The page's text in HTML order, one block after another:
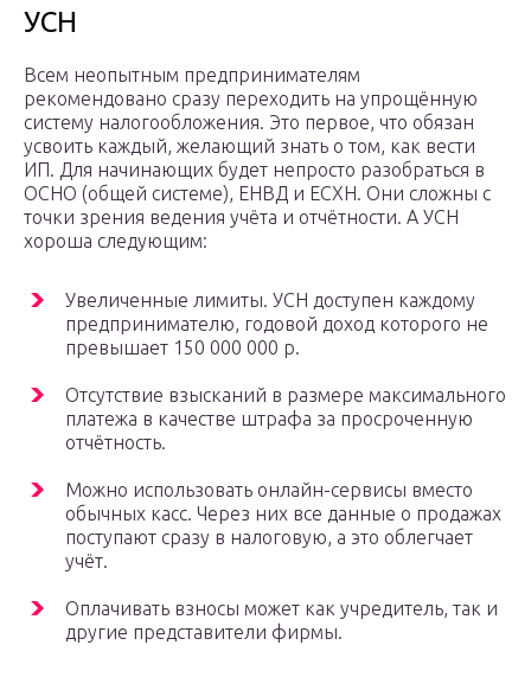
УСН
Всем неопытным предпринимателям
рекомендовано сразу переходить на упрощённую
систему налогообложения. Это первое, что обязан
усвоить каждый, желающий знать о том, как вести
ИП. Для начинающих будет непросто разобраться в
ОСНО (общей системе), ЕНВД и ЕСХН. Они сложны с
точки зрения ведения учёта и отчётности. А УСН
хороша следующим:
Увеличенные лимиты. УСН доступен каждому
предпринимателю, годовой доход которого не
превышает 150 000 000 р.
Отсутствие взысканий в размере максимального
платежа в качестве штрафа за просроченную
отчётность.
Можно использовать онлайн-сервисы вместо
обычных касс. Через них все данные о продажах
поступают сразу в налоговую, а это облегчает
учёт.
Оплачивать взносы может как учредитель, так и
другие представители фирмы.